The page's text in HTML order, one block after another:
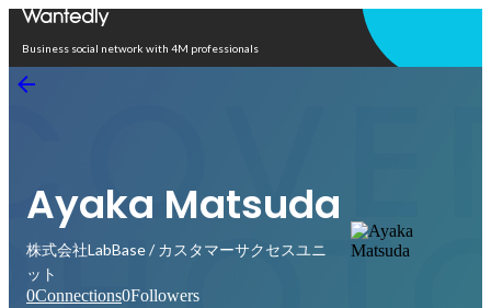
Business social network with 4M professionals
Ayaka Matsuda
株式会社LabBase / カスタマーサクセスユニ
ット
0Connections0Followers